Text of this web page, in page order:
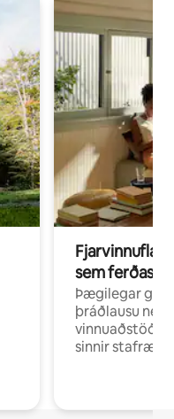
sem ferðast
Þægilegar
þráðlausu neti
vinnuaðstöðu
sinnir